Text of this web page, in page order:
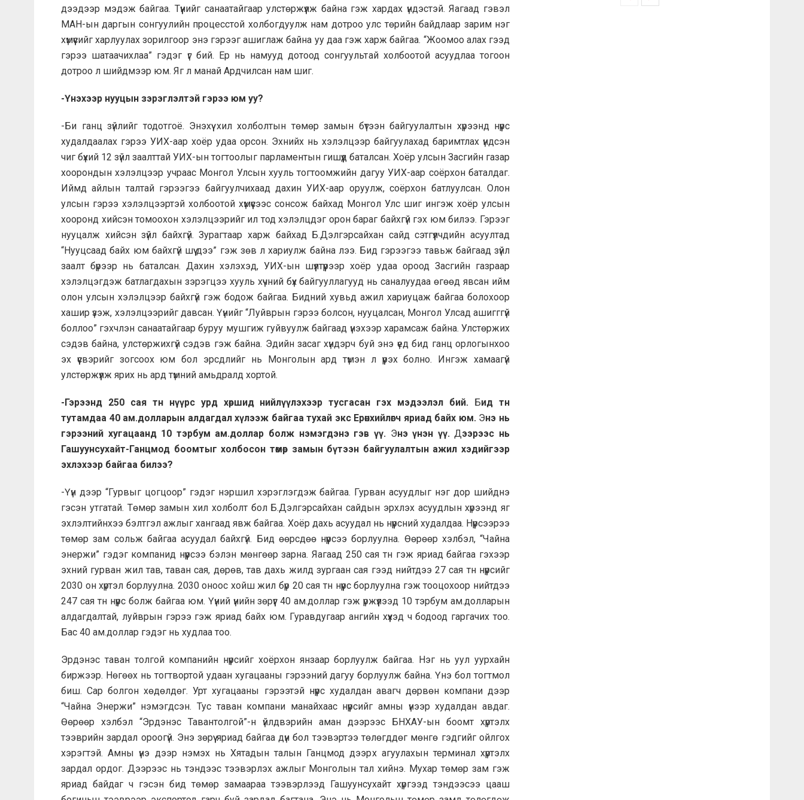
дээдээр мэдэж байгаа. Түүнийг санаатайгаар улстөржүүлж байна гэж хардах үндэстэй. Яагаад гэвэл
МАН-ын даргын сонгуулийн процесстой холбогдуулж нам дотроо улс төрийн байдлаар зарим нэг
хүмүүсийг харлуулах зорилгоор энэ гэрээг ашиглаж байна уу даа гэж харж байгаа. “Жоомоо алах гээд
гэрээ шатаачихлаа” гэдэг үг бий. Ер нь намууд дотоод сонгуультай холбоотой асуудлаа тогоон
дотроо л шийдмээр юм. Яг л манай Ардчилсан нам шиг.
-Үнэхээр нууцын зэрэглэлтэй гэрээ юм уу?
-Би ганц зүйлийг тодотгоё. Энэхүү хил холболтын төмөр замын бүтээн байгуулалтын хүрээнд нүүрс
худалдаалах гэрээ УИХ-аар хоёр удаа орсон. Эхнийх нь хэлэлцээр байгуулахад баримтлах үндсэн
чиг бүхий 12 зүйл заалттай УИХ-ын тогтоолыг парламентын гишүүд баталсан. Хоёр улсын Засгийн газар
хоорондын хэлэлцээр учраас Монгол Улсын хууль тогтоомжийн дагуу УИХ-аар соёрхон баталдаг.
Иймд айлын талтай гэрээгээ байгуулчихаад дахин УИХ-аар оруулж, соёрхон батлуулсан. Олон
улсын гэрээ хэлэлцээртэй холбоотой хүмүүсээс сонсож байхад Монгол Улс шиг ингэж хоёр улсын
хооронд хийсэн томоохон хэлэлцээрийг ил тод хэлэлцдэг орон бараг байхгүй гэх юм билээ. Гэрээг
нууцалж хийсэн зүйл байхгүй. Зурагтаар харж байхад Б.Дэлгэрсайхан сайд сэтгүүлчдийн асуултад
“Нууцсаад байх юм байхгүй шүү дээ” гэж зөв л хариулж байна лээ. Бид гэрээгээ тавьж байгаад зүйл
заалт бүрээр нь баталсан. Дахин хэлэхэд, УИХ-ын шүүлтүүрээр хоёр удаа ороод Засгийн газраар
хэлэлцэгдэж батлагдахын зэрэгцээ хууль хүчний бүх байгууллагууд нь саналуудаа өгөөд явсан ийм
олон улсын хэлэлцээр байхгүй гэж бодож байгаа. Бидний хувьд ажил хариуцаж байгаа болохоор
хашир үзэж, хэлэлцээрийг давсан. Үүнийг “Луйврын гэрээ болсон, нууцалсан, Монгол Улсад ашигггүй
боллоо” гэхчлэн санаатайгаар буруу мушгиж гуйвуулж байгаад үнэхээр харамсаж байна. Улстөржих
сэдэв байна, улстөржихгүй сэдэв гэж байна. Эдийн засаг хүндэрч буй энэ үед бид ганц орлогынхоо
эх үүсвэрийг зогсоох юм бол эрсдлийг нь Монголын ард түмэн л үүрэх болно. Ингэж хамаагүй
улстөржүүлж ярих нь ард түмний амьдралд хортой.
-Гэрээнд 250 сая тн нүүрс урд хөршид нийлүүлэхээр тусгасан гэх мэдээлэл бий. Бид тн
тутамдаа 40 ам.долларын алдагдал хүлээж байгаа тухай экс Ерөнхийлөгч яриад байх юм. Энэ нь
гэрээний хугацаанд 10 тэрбум ам.доллар болж нэмэгдэнэ гэв үү. Энэ үнэн үү. Дээрээс нь
Гашуунсухайт-Ганцмод боомтыг холбосон төмөр замын бүтээн байгуулалтын ажил хэдийгээр
эхлэхээр байгаа билээ?
-Үүн дээр “Гурвыг цогцоор” гэдэг нэршил хэрэглэгдэж байгаа. Гурван асуудлыг нэг дор шийднэ
гэсэн утгатай. Төмөр замын хил холболт бол Б.Дэлгэрсайхан сайдын эрхлэх асуудлын хүрээнд яг
эхлэлтийнхээ бэлтгэл ажлыг хангаад явж байгаа. Хоёр дахь асуудал нь нүүрсний худалдаа. Нүүрсээрээ
төмөр зам сольж байгаа асуудал байхгүй. Бид өөрсдөө нүүрсээ борлуулна. Өөрөөр хэлбэл, “Чайна
энержи” гэдэг компанид нүүрсээ бэлэн мөнгөөр зарна. Яагаад 250 сая тн гэж яриад байгаа гэхээр
эхний гурван жил тав, таван сая, дөрөв, тав дахь жилд зургаан сая гээд нийтдээ 27 сая тн нүүрсийг
2030 он хүртэл борлуулна. 2030 оноос хойш жил бүр 20 сая тн нүүрс борлуулна гэж тооцохоор нийтдээ
247 сая тн нүүрс болж байгаа юм. Үүний үнийн зөрүүг 40 ам.доллар гэж үржүүлээд 10 тэрбум ам.долларын
алдагдалтай, луйврын гэрээ гэж яриад байх юм. Гуравдугаар ангийн хүүхэд ч бодоод гаргачих тоо.
Бас 40 ам.доллар гэдэг нь худлаа тоо.
Эрдэнэс таван толгой компанийн нүүрсийг хоёрхон янзаар борлуулж байгаа. Нэг нь уул уурхайн
биржээр. Нөгөөх нь тогтвортой удаан хугацааны гэрээний дагуу борлуулж байна. Үнэ бол тогтмол
биш. Сар болгон хөдөлдөг. Урт хугацааны гэрээтэй нүүрс худалдан авагч дөрвөн компани дээр
“Чайна Энержи” нэмэгдсэн. Тус таван компани манайхаас нүүрсийг амны үнээр худалдан авдаг.
Өөрөөр хэлбэл “Эрдэнэс Тавантолгой”-н үйлдвэрийн аман дээрээс БНХАУ-ын боомт хүртэлх
тээврийн зардал ороогүй. Энэ зөрүү яриад байгаа дүн бол тээвэртээ төлөгддөг мөнгө гэдгийг ойлгох
хэрэгтэй. Амны үнэ дээр нэмэх нь Хятадын талын Ганцмод дээрх агуулахын терминал хүртэлх
зардал ордог. Дээрээс нь тэндээс тээвэрлэх ажлыг Монголын тал хийнэ. Мухар төмөр зам гэж
яриад байдаг ч гэсэн бид төмөр замаараа тээвэрлээд Гашуунсухайт хүргээд тэндээсээ цааш